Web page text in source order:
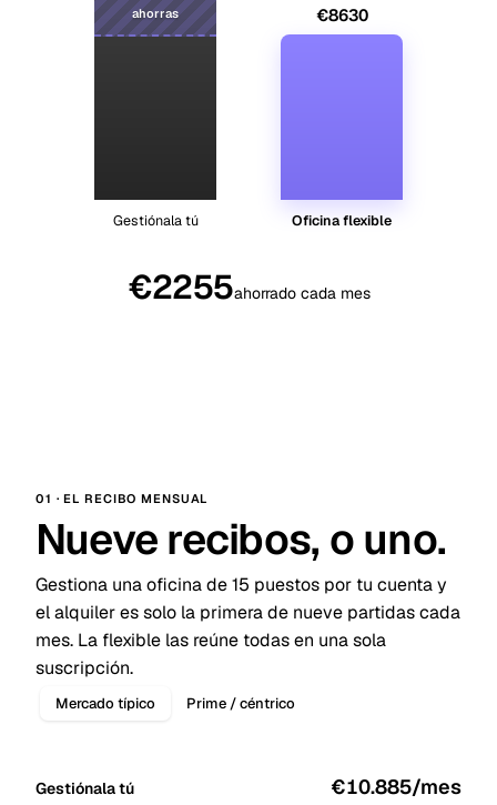
ahorras €8630
Gestiónala tú Oficina flexible
€2255ahorrado cada mes
01 · EL RECIBO MENSUAL
Nueve recibos, o uno.
Gestiona una oficina de 15 puestos por tu cuenta y
el alquiler es solo la primera de nueve partidas cada
mes. La flexible las reúne todas en una sola
suscripción.
Mercado típico Prime / céntrico
Gestiónala tú €10.885/mes